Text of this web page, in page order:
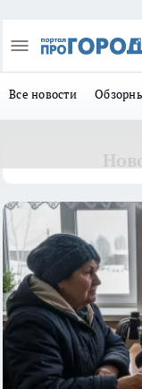
Все новости